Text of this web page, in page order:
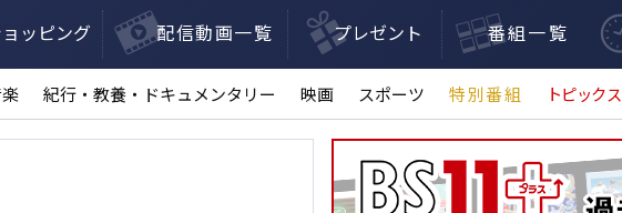
ッピング 配信動画一覧 プレゼント 番組一覧
紀行・教養・ドキュメンタリー 映画 スポーツ 特別番組 トピックス